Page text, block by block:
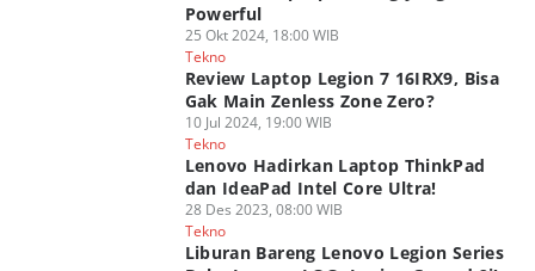
Powerful
25 Okt 2024, 18:00 WIB
Tekno
Review Laptop Legion 7 16IRX9, Bisa
Gak Main Zenless Zone Zero?
10 Jul 2024, 19:00 WIB
Tekno
Lenovo Hadirkan Laptop ThinkPad
dan IdeaPad Intel Core Ultra!
28 Des 2023, 08:00 WIB
Tekno
Liburan Bareng Lenovo Legion Series